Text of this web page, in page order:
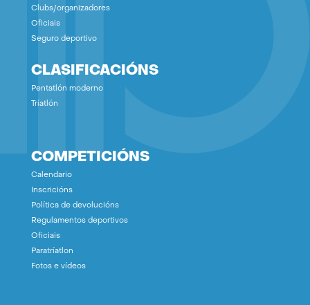
Clubs/organizadores
Oficiais
Seguro deportivo
CLASIFICACIÓNS
Pentatlón moderno
Tríatlón
COMPETICIÓNS
Calendario
Inscricións
Política de devolucións
Regulamentos deportivos
Oficiais
Paratríatlon
Fotos e vídeos